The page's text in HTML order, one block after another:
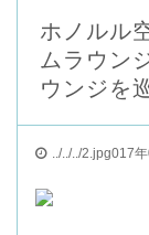
ホノルル
ムラウン
ウンジを
../../../2.jpg017